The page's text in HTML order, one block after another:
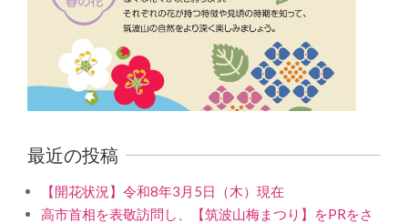
最近の投稿
【開花状況】令和8年3月5日（木）現在
高市首相を表敬訪問し、【筑波山梅まつり】をPRをさ